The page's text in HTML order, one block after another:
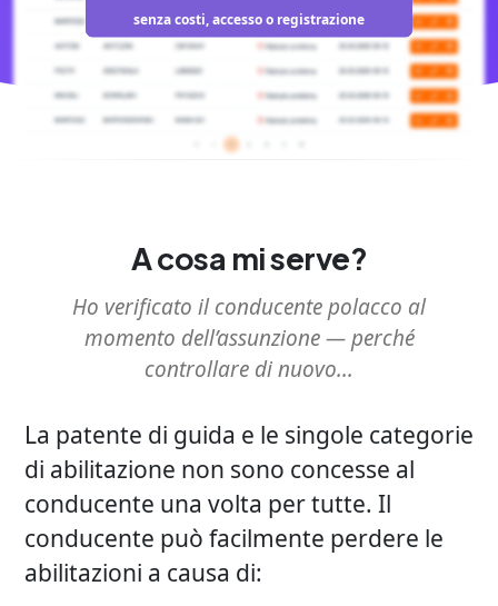
senza costi, accesso o registrazione
A cosa mi serve?
Ho verificato il conducente polacco al
momento dell’assunzione — perché
controllare di nuovo...
La patente di guida e le singole categorie
di abilitazione non sono concesse al
conducente una volta per tutte. Il
conducente può facilmente perdere le
abilitazioni a causa di: